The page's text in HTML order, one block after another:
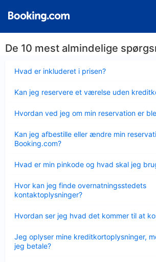
De 10 mest almindelige
Hvad er inkluderet i prisen?
Kan jeg reservere et værelse uden
Hvordan ved jeg om min reservation er
Kan jeg afbestille eller ændre min
Booking.com?
Hvad er min pinkode og hvad skal jeg
Hvor kan jeg finde overnatningsstedets
kontaktoplysninger?
Hvordan ser jeg hvad det kommer til at
Jeg oplyser mine kreditkortoplysninger,
jeg betale?